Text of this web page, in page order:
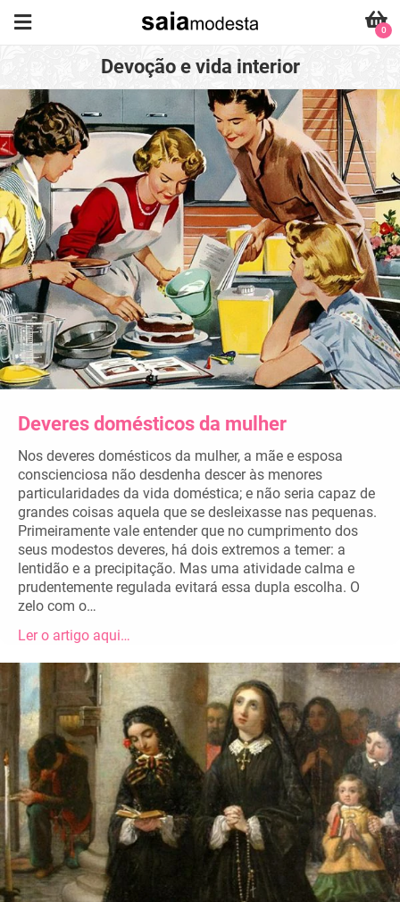
0
Devoção e vida interior
Deveres domésticos da mulher
Nos deveres domésticos da mulher, a mãe e esposa
conscienciosa não desdenha descer às menores
particularidades da vida doméstica; e não seria capaz de
grandes coisas aquela que se desleixasse nas pequenas.
Primeiramente vale entender que no cumprimento dos
seus modestos deveres, há dois extremos a temer: a
lentidão e a precipitação. Mas uma atividade calma e
prudentemente regulada evitará essa dupla escolha. O
zelo com o…
Ler o artigo aqui…